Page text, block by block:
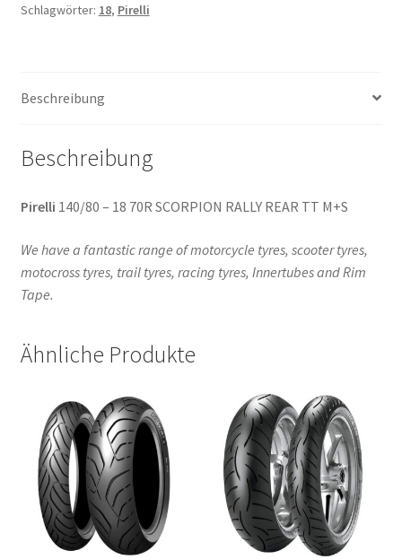
Schlagwörter: 18, Pirelli
Beschreibung
Beschreibung
Pirelli 140/80 – 18 70R SCORPION RALLY REAR TT M+S
We have a fantastic range of motorcycle tyres, scooter tyres,
motocross tyres, trail tyres, racing tyres, Innertubes and Rim
Tape.
Ähnliche Produkte